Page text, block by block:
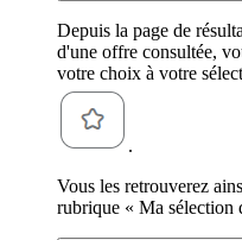
Depuis la page de
d'une offre consultée,
votre choix à votre
.
Vous les retrouverez
rubrique « Ma sélection